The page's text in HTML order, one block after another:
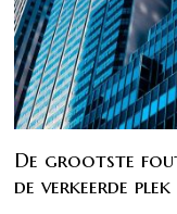
De grootste
de verkeerde plek